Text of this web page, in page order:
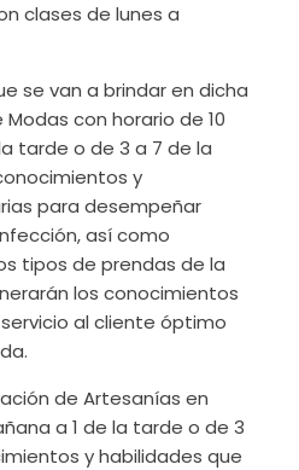
clases de lunes a
se van a brindar en dicha
con horario de 10
tarde o de 3 a 7 de la
y
para desempeñar
así como
tipos de prendas de la
los conocimientos
al cliente óptimo
de Artesanías en
a 1 de la tarde o de 3
y habilidades que